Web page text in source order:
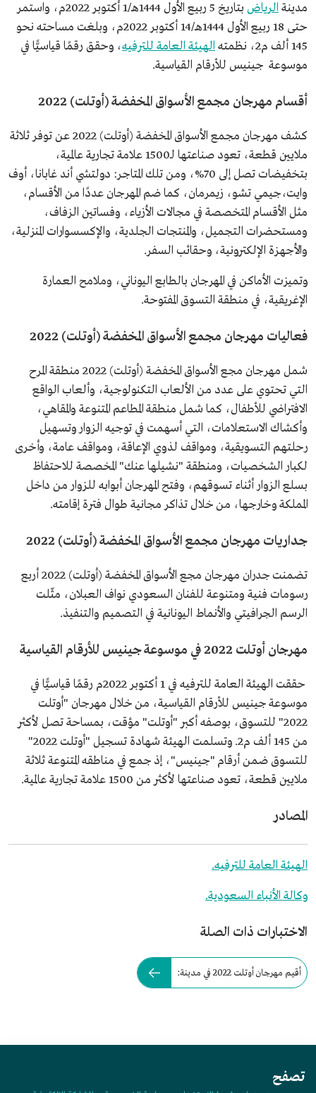
مدينة الرياض
بتاريخ 5 ربيع الأول 1444هـ/1 أكتوبر 2022م، واستمر
حتى 18 ربيع الأول 1444هـ/14 أكتوبر 2022م، وبلغت مساحته نحو
145 ألف م2، نظمته
الهيئة العامة للترفيه، وحقق رقمًا قياسيًّا في
موسوعة جينيس للأرقام القياسية.
أقسام مهرجان مجمع الأسواق المخفضة (أوتلت) 2022
كشف مهرجان مجمع الأسواق المخفضة (أوتلت) 2022 عن توفر ثلاثة
ملايين قطعة، تعود صناعتها لـ1500 علامة تجارية عالمية،
بتخفيضات تصل إلى 70%، ومن تلك المتاجر: دولتشي أند غابانا، أوف
وايت،جيمي تشو، زيمرمان، كما ضم المهرجان عددًا من الأقسام،
مثل الأقسام المتخصصة في مجالات الأزياء، وفساتين الزفاف،
ومستحضرات التجميل، والمنتجات الجلدية، والإكسسوارات المنزلية،
والأجهزة الإلكترونية، وحقائب السفر.
وتميزت الأماكن في المهرجان بالطابع اليوناني، وملامح العمارة
الإغريقية، في منطقة التسوق المفتوحة.
فعاليات مهرجان مجمع الأسواق المخفضة (أوتلت) 2022
شمل مهرجان مجع الأسواق المخفضة (أوتلت) 2022 منطقة المرح
التي تحتوي على عدد من الألعاب التكنولوجية، وألعاب الواقع
الافتراضي للأطفال، كما شمل منطقة المطاعم المتنوعة والمقاهي،
وأكشاك الاستعلامات، التي أسهمت في توجيه الزوار وتسهيل
رحلتهم التسويقية، ومواقف لذوي الإعاقة، ومواقف عامة، وأخرى
لكبار الشخصيات، ومنطقة "نشيلها عنك" المخصصة للاحتفاظ
بسلع الزوار أثناء تسوقهم، وفتح المهرجان أبوابه للزوار من داخل
المملكة وخارجها، من خلال تذاكر مجانية طوال فترة إقامته.
جداريات مهرجان مجمع الأسواق المخفضة (أوتلت) 2022
تضمنت جدران مهرجان مجع الأسواق المخفضة (أوتلت) 2022 أربع
رسومات فنية ومتنوعة للفنان السعودي نواف العبلان، مثّلت
الرسم الجرافيتي والأنماط اليونانية في التصميم والتنفيذ.
مهرجان أوتلت 2022 في موسوعة جينيس للأرقام القياسية
حققت الهيئة العامة للترفيه في 1 أكتوبر 2022م رقمًا قياسيًّا في
موسوعة جينيس للأرقام القياسية، من خلال مهرجان "أوتلت
2022" للتسوق، بوصفه أكبر "أوتلت" مؤقت، بمساحة تصل لأكثر
من 145 ألف م2. وتسلمت الهيئة شهادة تسجيل "أوتلت 2022"
للتسوق ضمن أرقام "جينيس"، إذ جمع في مناطقه المتنوعة ثلاثة
ملايين قطعة، تعود صناعتها لأكثر من 1500 علامة تجارية عالمية.
المصادر
الهيئة العامة للترفيه.
وكالة الأنباء السعودية.
الاختبارات ذات الصلة
أقيم مهرجان أوتلت 2022 في مدينة:
تصفح